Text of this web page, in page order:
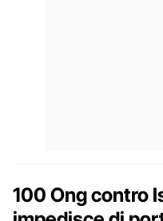
100 Ong contro